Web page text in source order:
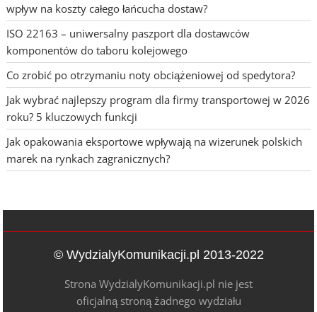
wpływ na koszty całego łańcucha dostaw?
ISO 22163 – uniwersalny paszport dla dostawców
komponentów do taboru kolejowego
Co zrobić po otrzymaniu noty obciążeniowej od spedytora?
Jak wybrać najlepszy program dla firmy transportowej w 2026
roku? 5 kluczowych funkcji
Jak opakowania eksportowe wpływają na wizerunek polskich
marek na rynkach zagranicznych?
© WydzialyKomunikacji.pl 2013-2022
Strona WydzialyKomunikacji.pl nie jest
oficjalną stroną żadnego wydziału